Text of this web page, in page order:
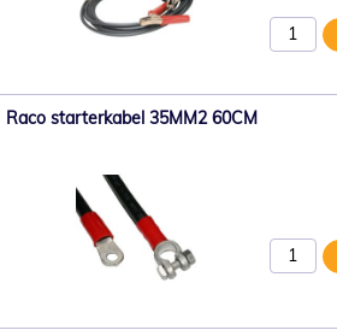
Raco starterkabel 35MM2 60CM